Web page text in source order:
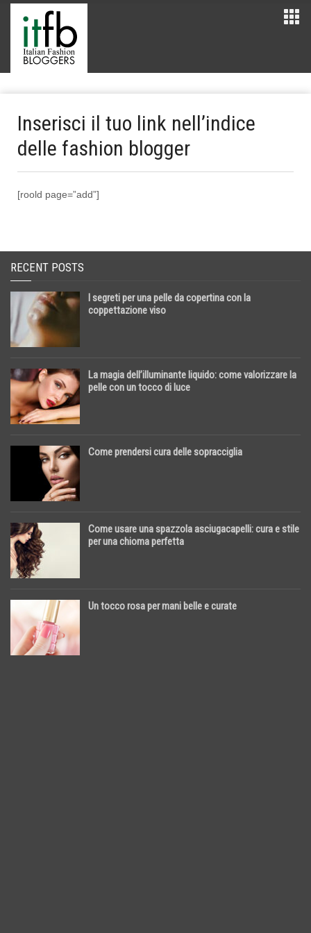
Inserisci il tuo link nell’indice
delle fashion blogger
[roold page=”add”]
RECENT POSTS
I segreti per una pelle da copertina con la
coppettazione viso
La magia dell’illuminante liquido: come valorizzare la
pelle con un tocco di luce
Come prendersi cura delle sopracciglia
Come usare una spazzola asciugacapelli: cura e stile
per una chioma perfetta
Un tocco rosa per mani belle e curate